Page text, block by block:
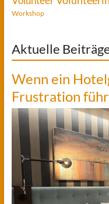
Workshop
Aktuelle
Wenn ein
Frustration